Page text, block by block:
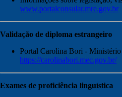
www.portalconsular.mre.gov.br
Validação de diploma estrangeiro
Portal Carolina Bori - Ministério
https://carolinabori.mec.gov.br/
Exames de proficiência linguística